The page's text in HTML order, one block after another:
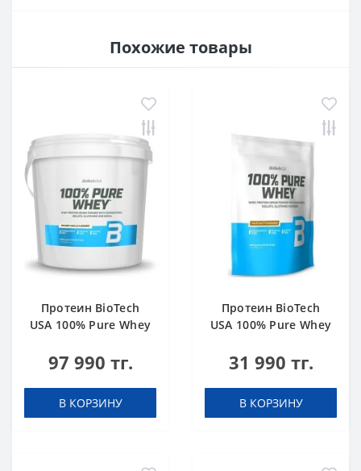
Похожие товары
Протеин BioTech
USA 100% Pure Whey
g
97 990 тг.
В КОРЗИНУ
Протеин BioTech
USA 100% Pure Whey
31 990 тг.
В КОРЗИНУ